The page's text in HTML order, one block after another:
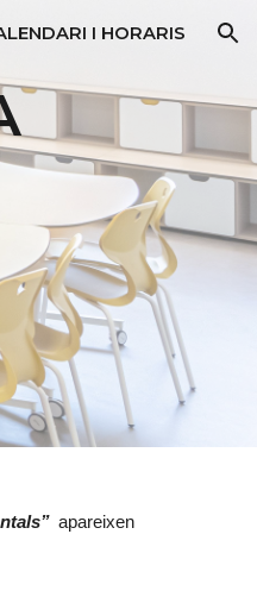
I HORARIS
apareixen